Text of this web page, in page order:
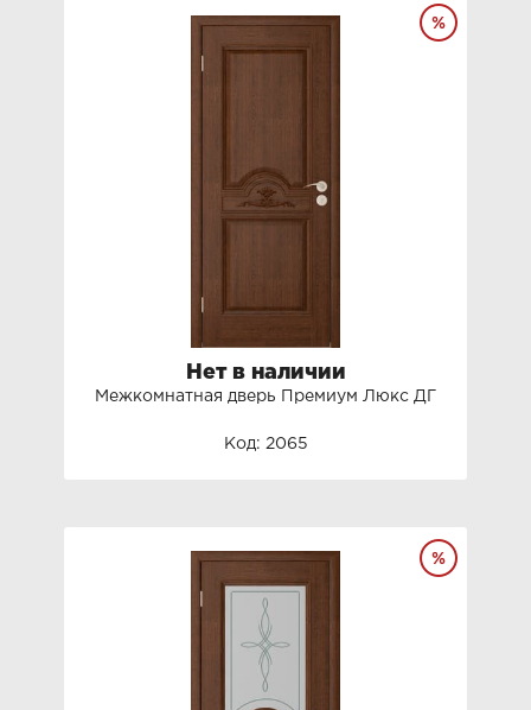
Нет в наличии
Межкомнатная дверь Премиум Люкс ДГ
Код: 2065